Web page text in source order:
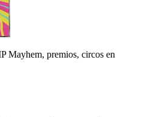
Mayhem, premios, circos en